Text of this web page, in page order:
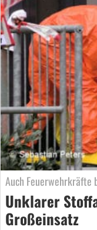
Auch Feuerwehrkräfte
Unklarer
Großeinsatz